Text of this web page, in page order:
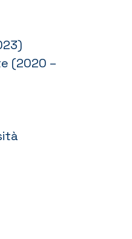
(2020 –